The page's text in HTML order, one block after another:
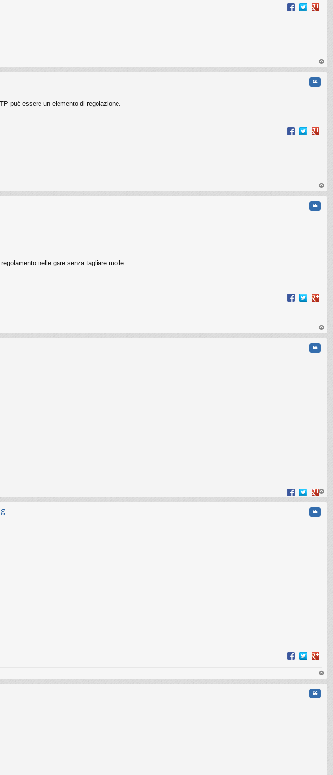
op
Cita
può essere un elemento di regolazione.
op
Cita
nelle gare senza tagliare molle.
op
Cita
op
Cita
op
Cita